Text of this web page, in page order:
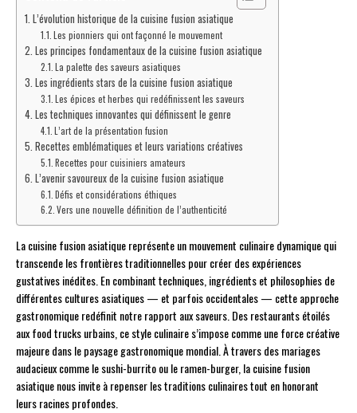
L’évolution historique de la cuisine fusion asiatique
Les pionniers qui ont façonné le mouvement
Les principes fondamentaux de la cuisine fusion asiatique
La palette des saveurs asiatiques
Les ingrédients stars de la cuisine fusion asiatique
Les épices et herbes qui redéfinissent les saveurs
Les techniques innovantes qui définissent le genre
L’art de la présentation fusion
Recettes emblématiques et leurs variations créatives
Recettes pour cuisiniers amateurs
L’avenir savoureux de la cuisine fusion asiatique
Défis et considérations éthiques
Vers une nouvelle définition de l’authenticité
La cuisine fusion asiatique représente un mouvement culinaire dynamique qui
transcende les frontières traditionnelles pour créer des expériences
gustatives inédites. En combinant techniques, ingrédients et philosophies de
différentes cultures asiatiques — et parfois occidentales — cette approche
gastronomique redéfinit notre rapport aux saveurs. Des restaurants étoilés
aux food trucks urbains, ce style culinaire s’impose comme une force créative
majeure dans le paysage gastronomique mondial. À travers des mariages
audacieux comme le sushi-burrito ou le ramen-burger, la cuisine fusion
asiatique nous invite à repenser les traditions culinaires tout en honorant
leurs racines profondes.